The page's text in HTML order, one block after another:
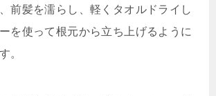
前髪を濡らし、軽くタオルドライし
を使って根元から立ち上げるように
。